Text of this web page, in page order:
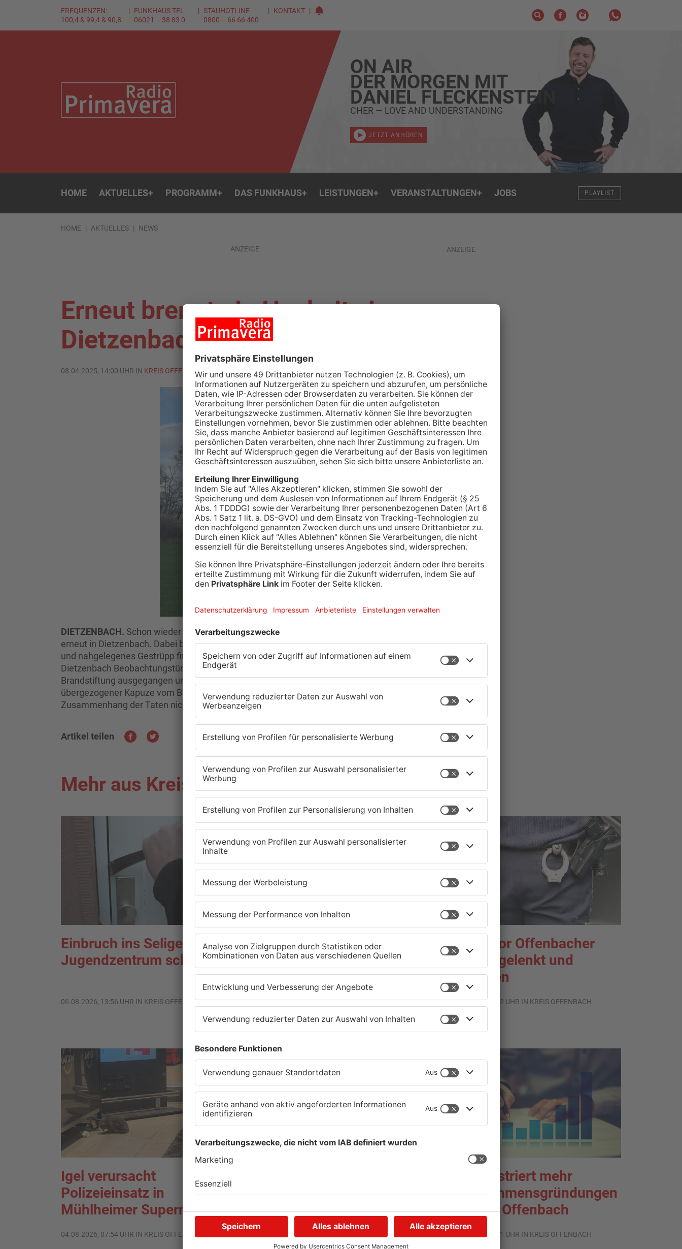
FREQUENZEN:
100,4 & 99,4 & 90,8
FUNKHAUS TEL
06021 – 38 83 0
STAUHOTLINE
0800 – 66 66 400
KONTAKT
ON AIR
DER MORGEN MIT
DANIEL FLECKENSTEIN
CHER — LOVE AND UNDERSTANDING
JETZT ANHÖREN
HOME AKTUELLES+ PROGRAMM+ DAS FUNKHAUS+ LEISTUNGEN+ VERANSTALTUNGEN+ JOBS PLAYLIST
HOME AKTUELLES NEWS
ANZEIGE
Erneut brennt ein Hochsitz in
Dietzenbach
08.04.2025, 14:00 UHR IN KREIS OFFENBACH
DIETZENBACH. Schon wieder hat ein Hochsitz im Landkreis Offenbach gebrannt. Diesmal
erneut in Dietzenbach. Dabei brannte der Hochsitz komplett ab und auch der Waldboden
und nahgelegenes Gestrüpp fing Feuer. Bereits vor zwei Wochen hatten in Rödermark und
Dietzenbach Beobachtungstürme gebrannt. Bereits da waren die Beamten von
Brandstiftung ausgegangen und auch dieses Mal entfernte sich ein Mann mit
übergezogener Kapuze vom Brand wie ein Augenzeuge berichtet. Die Polizei schließt einen
Zusammenhang der Taten nicht aus.
Artikel teilen
ANZEIGE
Mehr aus Kreis Offenbach
Einbruch ins Seligenstädter
Jugendzentrum scheitert
06.08.2026, 13:56 UHR IN KREIS OFFENBACH
Trinkwasserbrunnen in
Obertshausen mit Keimen
belastet
06.08.2026, 06:45 UHR IN KREIS OFFENBACH
Senior vor Offenbacher
Bank abgelenkt und
bestohlen
05.08.2026, 13:42 UHR IN KREIS OFFENBACH
Igel verursacht
Polizeieinsatz in
Mühlheimer Supermarkt
04.08.2026, 07:54 UHR IN KREIS OFFENBACH
Hier brauchen Autofahrer
in Rodgau jetzt mehr
Geduld
04.08.2026, 06:47 UHR IN KREIS OFFENBACH
IHK registriert mehr
Unternehmensgründungen
im Kreis Offenbach
04.08.2026, 06:41 UHR IN KREIS OFFENBACH